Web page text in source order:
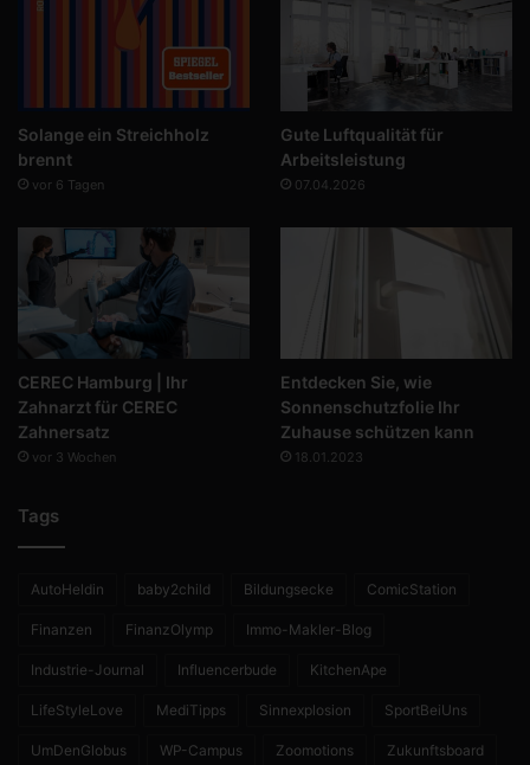
Solange ein Streichholz
brennt
vor 6 Tagen
Gute Luftqualität für
Arbeitsleistung
07.04.2026
CEREC Hamburg | Ihr
Zahnarzt für CEREC
Zahnersatz
vor 3 Wochen
Entdecken Sie, wie
Sonnenschutzfolie Ihr
Zuhause schützen kann
18.01.2023
Tags
AutoHeldin baby2child Bildungsecke ComicStation
Finanzen FinanzOlymp Immo-Makler-Blog
Industrie-Journal Influencerbude KitchenApe
LifeStyleLove MediTipps Sinnexplosion SportBeiUns
UmDenGlobus WP-Campus Zoomotions Zukunftsboard